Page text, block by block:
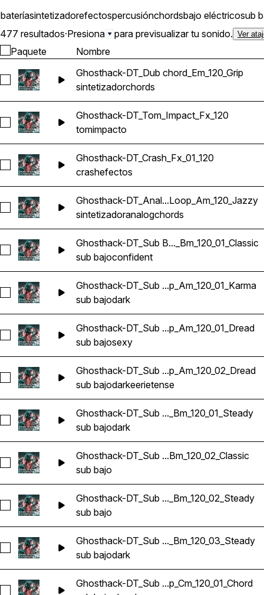
bateríasintetizadorefectospercusiónchordsbajo eléctricosub
477 resultados·Presiona para previsualizar tu sonido. Ver
Paquete Nombre
Seleccionar Ghosthack-DT_Dub chord_Em_120_Grip
Ghosthack-DT_Dub chord_Em_120_Grip
sintetizadorchords
Seleccionar Ghosthack-DT_Tom_Impact_Fx_120
Ghosthack-DT_Tom_Impact_Fx_120
tomimpacto
Seleccionar Ghosthack-DT_Crash_Fx_01_120
Ghosthack-DT_Crash_Fx_01_120
crashefectos
Seleccionar Ghosthack-DT_Analog chord
Ghosthack-DT_Anal...Loop_Am_120_Jazzy
sintetizadoranalogchords
Seleccionar Ghosthack-DT_Sub Bass
Ghosthack-DT_Sub B..._Bm_120_01_Classic
sub bajoconfident
Seleccionar Ghosthack-DT_Sub Bass
Ghosthack-DT_Sub ...p_Am_120_01_Karma
sub bajodark
Seleccionar Ghosthack-DT_Sub Bass Loop_Am_120_01_Dread
Ghosthack-DT_Sub ...p_Am_120_01_Dread
sub bajosexy
Seleccionar Ghosthack-DT_Sub Bass
Ghosthack-DT_Sub ...p_Am_120_02_Dread
sub bajodarkeerietense
Seleccionar Ghosthack-DT_Sub Bass
Ghosthack-DT_Sub ..._Bm_120_01_Steady
sub bajodark
Seleccionar Ghosthack-DT_Sub Bass
Ghosthack-DT_Sub ...Bm_120_02_Classic
sub bajo
Seleccionar Ghosthack-DT_Sub Bass
Ghosthack-DT_Sub ..._Bm_120_02_Steady
sub bajo
Seleccionar Ghosthack-DT_Sub Bass
Ghosthack-DT_Sub ..._Bm_120_03_Steady
sub bajodark
Seleccionar Ghosthack-DT_Sub Bass Loop_Cm_120_01_Chord
Ghosthack-DT_Sub ...p_Cm_120_01_Chord